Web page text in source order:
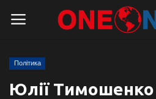
Політика
Юлії Тимошенко